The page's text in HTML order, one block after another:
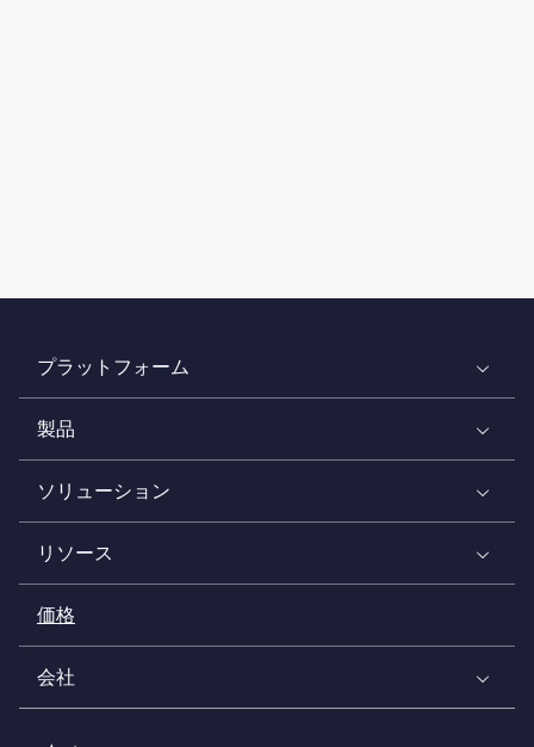
プラットフォーム
製品
ソリューション
リソース
価格
会社